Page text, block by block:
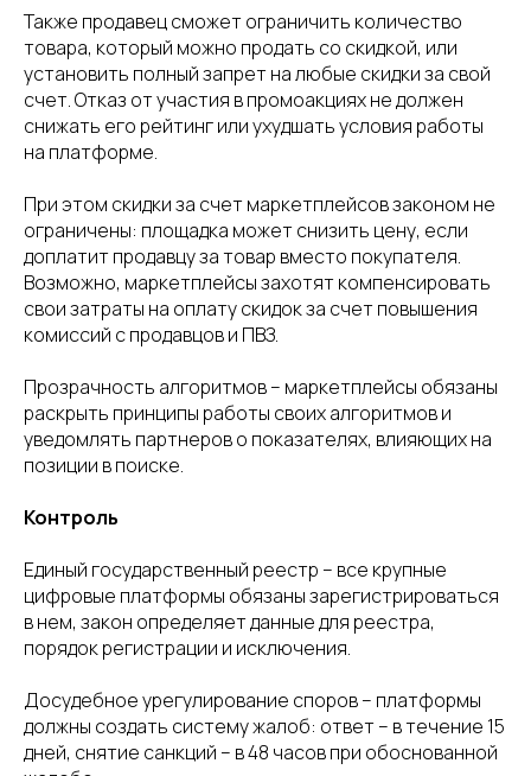
Также продавец сможет ограничить количество
товара, который можно продать со скидкой, или
установить полный запрет на любые скидки за свой
счет. Отказ от участия в промоакциях не должен
снижать его рейтинг или ухудшать условия работы
на платформе.
При этом скидки за счет маркетплейсов законом не
ограничены: площадка может снизить цену, если
доплатит продавцу за товар вместо покупателя.
Возможно, маркетплейсы захотят компенсировать
свои затраты на оплату скидок за счет повышения
комиссий с продавцов и ПВЗ.
Прозрачность алгоритмов – маркетплейсы обязаны
раскрыть принципы работы своих алгоритмов и
уведомлять партнеров о показателях, влияющих на
позиции в поиске.
Контроль
Единый государственный реестр – все крупные
цифровые платформы обязаны зарегистрироваться
в нем, закон определяет данные для реестра,
порядок регистрации и исключения.
Досудебное урегулирование споров – платформы
должны создать систему жалоб: ответ – в течение 15
дней, снятие санкций – в 48 часов при обоснованной